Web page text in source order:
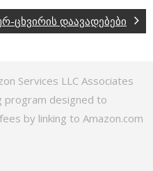
ცხვირის დაავადებები
Services LLC Associates
program designed to
by linking to Amazon.com